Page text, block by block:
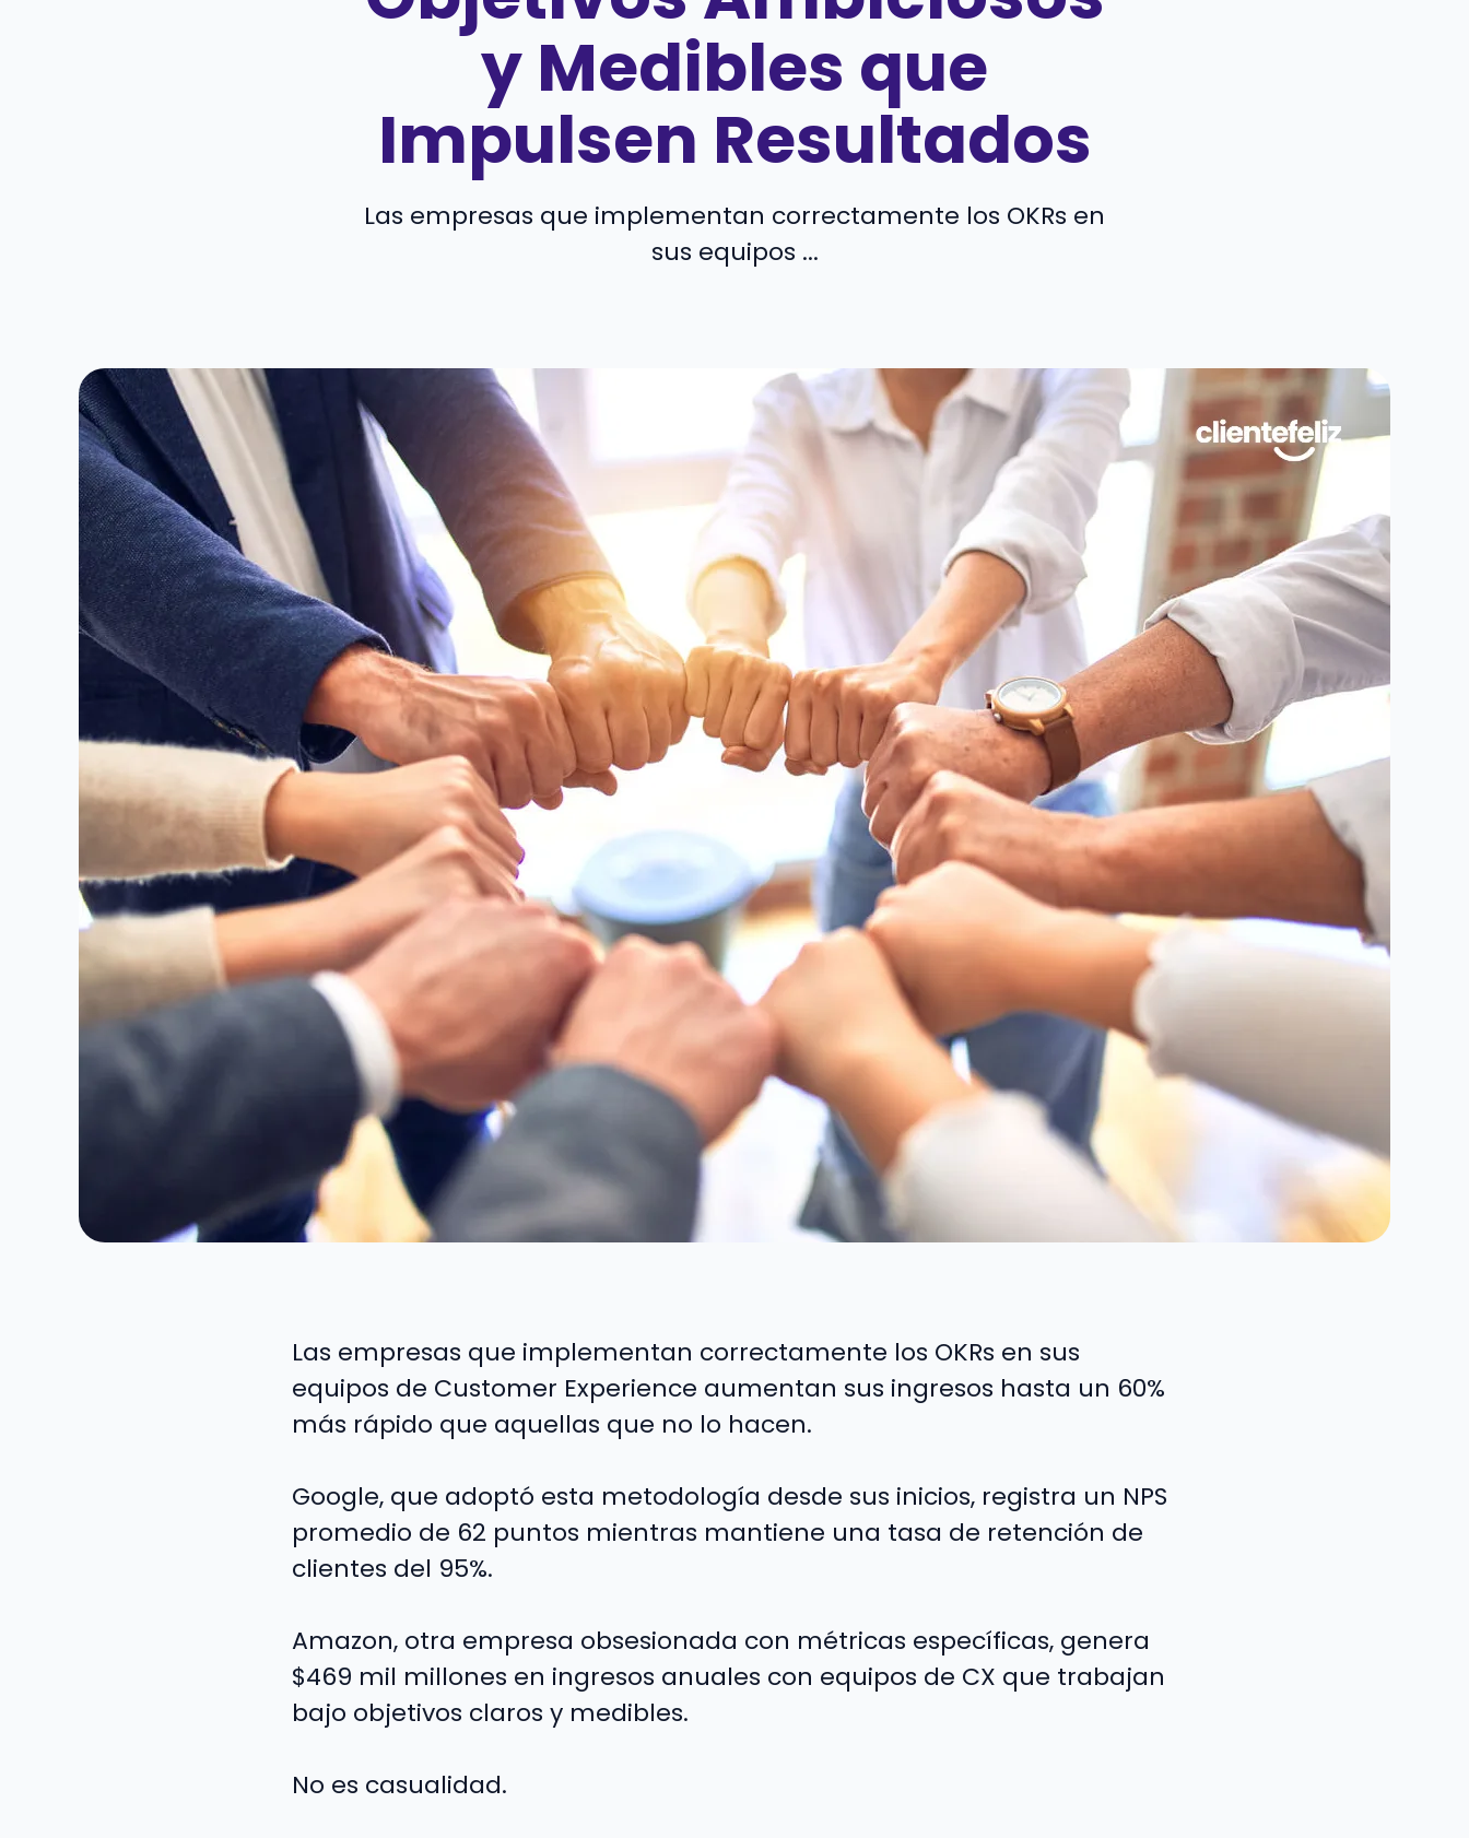
y Medibles que
Impulsen Resultados
Las empresas que implementan correctamente los OKRs en
sus equipos ...
Las empresas que implementan correctamente los OKRs en sus
equipos de Customer Experience aumentan sus ingresos hasta un 60%
más rápido que aquellas que no lo hacen.
Google, que adoptó esta metodología desde sus inicios, registra un NPS
promedio de 62 puntos mientras mantiene una tasa de retención de
clientes del 95%.
Amazon, otra empresa obsesionada con métricas específicas, genera
$469 mil millones en ingresos anuales con equipos de CX que trabajan
bajo objetivos claros y medibles.
No es casualidad.